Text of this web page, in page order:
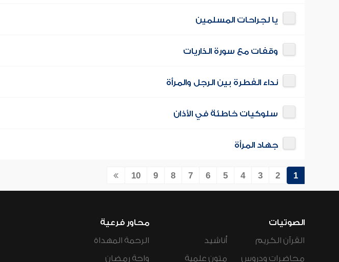
يا لجراحات المسلمين
وقفات مع سورة الذاريات
نداء الفطرة بين الرجل والمرأة
سلوكيات خاطئة في الأذان
جهاد المرأة
1
2
3
4
5
6
7
8
9
10
الصوتيات
القرآن الكريم
محاضرات ودروس
أناشيد
متون علمية
محاور فرعية
الرحمة المهداة
واحة رمضان